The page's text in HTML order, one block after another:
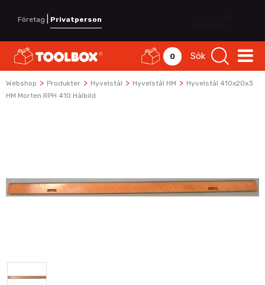
Företag Privatperson
0 Sök
Webshop > Produkter > Hyvelstål > Hyvelstål HM > Hyvelstål 410x20x3
HM Morten RPH 410 Hålbild